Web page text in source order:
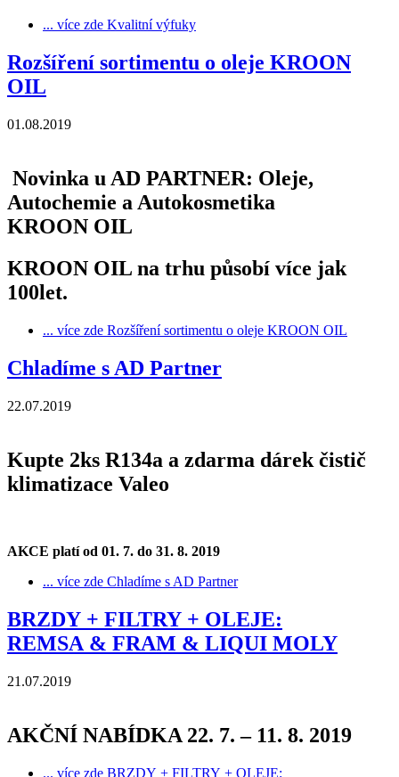
... více zde Kvalitní výfuky
Rozšíření sortimentu o oleje KROON
OIL
01.08.2019
Novinka u AD PARTNER: Oleje,
Autochemie a Autokosmetika
KROON OIL
KROON OIL na trhu působí více jak
100let.
... více zde Rozšíření sortimentu o oleje KROON OIL
Chladíme s AD Partner
22.07.2019
Kupte 2ks R134a a zdarma dárek čistič
klimatizace Valeo
AKCE platí od 01. 7. do 31. 8. 2019
... více zde Chladíme s AD Partner
BRZDY + FILTRY + OLEJE:
REMSA & FRAM & LIQUI MOLY
21.07.2019
AKČNÍ NABÍDKA 22. 7. – 11. 8. 2019
... více zde BRZDY + FILTRY + OLEJE: